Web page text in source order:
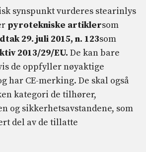
synspunkt vurderes stearinlys
pyrotekniske artiklersom
29. juli 2015, n. 123som
2013/29/EU. De kan bare
de oppfyller nøyaktige
har CE-merking. De skal også
kategori de tilhører,
og sikkerhetsavstandene, som
del av de tillatte